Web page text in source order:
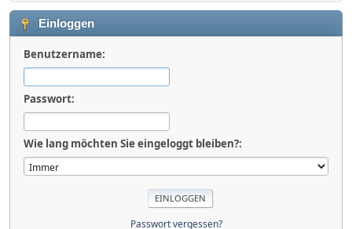
Einloggen
Benutzername:
Passwort:
Wie lang möchten Sie eingeloggt bleiben?:
Passwort vergessen?